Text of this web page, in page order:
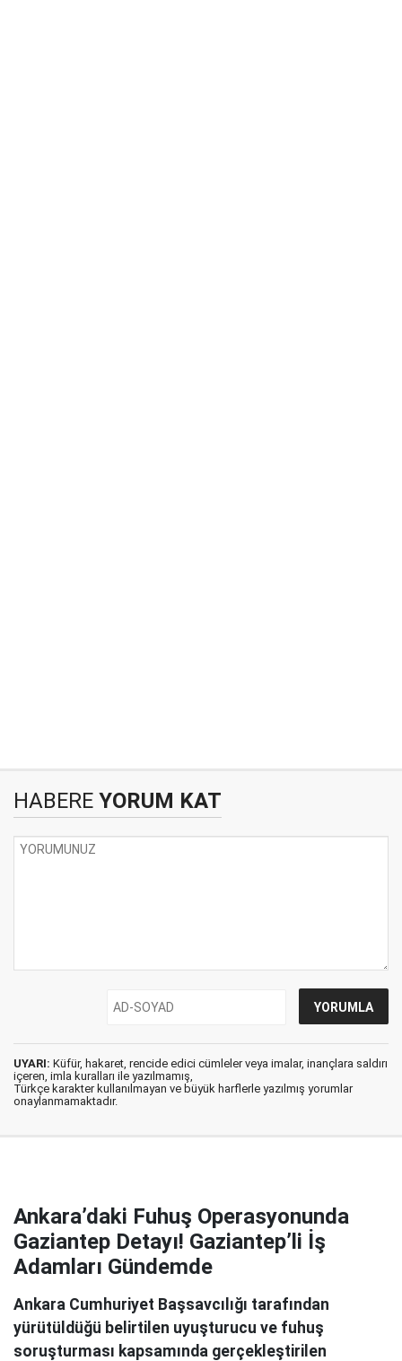
HABERE YORUM KAT
UYARI: Küfür, hakaret, rencide edici cümleler veya imalar, inançlara saldırı
içeren, imla kuralları ile yazılmamış,
Türkçe karakter kullanılmayan ve büyük harflerle yazılmış yorumlar
onaylanmamaktadır.
Ankara’daki Fuhuş Operasyonunda
Gaziantep Detayı! Gaziantep’li İş
Adamları Gündemde
Ankara Cumhuriyet Başsavcılığı tarafından
yürütüldüğü belirtilen uyuşturucu ve fuhuş
soruşturması kapsamında gerçekleştirilen